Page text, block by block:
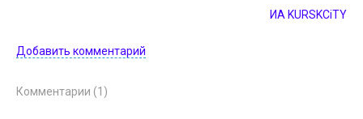
ИА KURSKCiTY
Добавить комментарий
Комментарии (1)